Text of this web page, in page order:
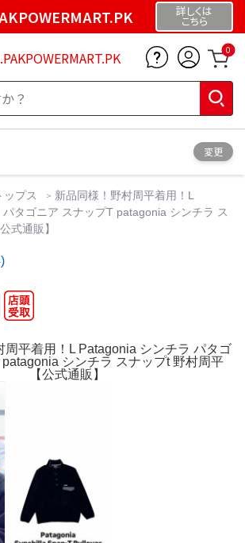
詳しくは
こちら
0
変更
ップス
新品同様！野村周平着用！L
タゴニア スナップT patagonia シンチラ ス
式通販】